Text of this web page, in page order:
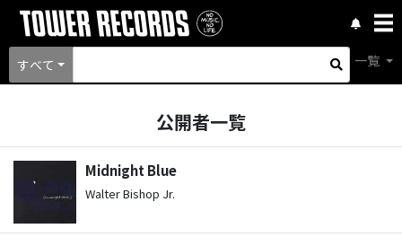
すべて 一覧
公開者一覧
Midnight Blue
Walter Bishop Jr.